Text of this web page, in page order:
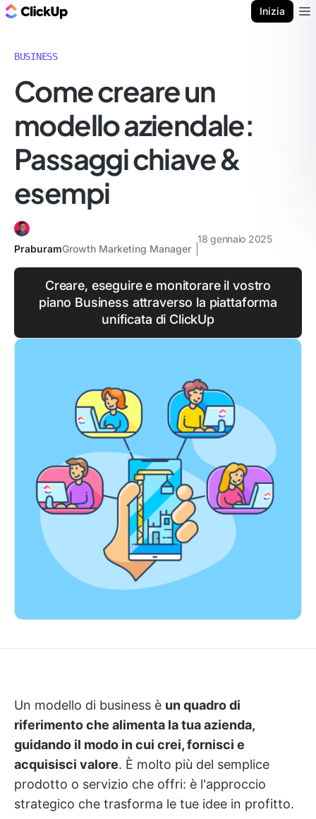
Inizia
BUSINESS
Come creare un
modello aziendale:
Passaggi chiave &
esempi
PraburamGrowth Marketing Manager
18 gennaio 2025
Creare, eseguire e monitorare il vostro
piano Business attraverso la piattaforma
unificata di ClickUp
Un modello di business è un quadro di
riferimento che alimenta la tua azienda,
guidando il modo in cui crei, fornisci e
acquisisci valore. È molto più del semplice
prodotto o servizio che offri: è l'approccio
strategico che trasforma le tue idee in profitto.